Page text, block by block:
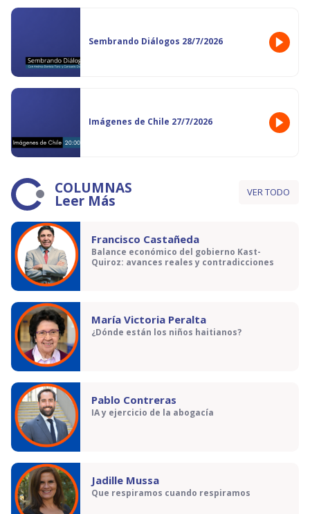
Sembrando Diálogos 28/7/2026
Imágenes de Chile 27/7/2026
COLUMNAS
Leer Más VER TODO
Francisco Castañeda
Balance económico del gobierno Kast-
Quiroz: avances reales y contradicciones
María Victoria Peralta
¿Dónde están los niños haitianos?
Pablo Contreras
IA y ejercicio de la abogacía
Jadille Mussa
Que respiramos cuando respiramos